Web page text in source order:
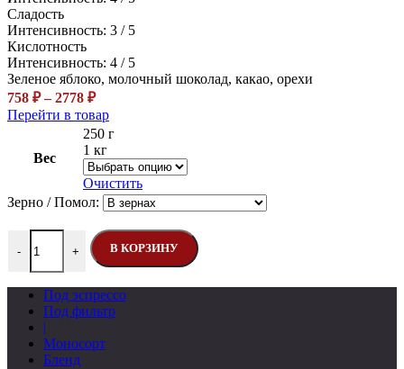
Сладость
Интенсивность: 3 / 5
Кислотность
Интенсивность: 4 / 5
Зеленое яблоко, молочный шоколад, какао, орехи
758 ₽ – 2778 ₽Диапазон
цен:
758 ₽
–
2778 ₽
Перейти в товарЭтот
товар
несколько
вариаций.
Опции
можно
выбрать
на
Вес
250 г
1 кг
Очистить
Зерно / Помол:
-
Количество товара Колумбия Супремо
+ В КОРЗИНУ
Под эспрессо
Под фильтр
|
Моносорт
Бленд